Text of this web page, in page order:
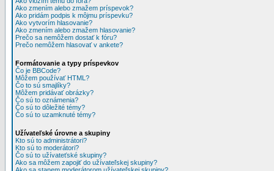
Ako zmením alebo zmažem príspevok?
Ako pridám podpis k môjmu príspevku?
Ako vytvorím hlasovanie?
Ako zmením alebo zmažem hlasovanie?
Prečo sa nemôžem dostať k fóru?
Prečo nemôžem hlasovať v ankete?
Formátovanie a typy príspevkov
Čo je BBCode?
Môžem používať HTML?
Čo to sú smajlíky?
Môžem pridávať obrázky?
Čo sú to oznámenia?
Čo sú to dôležité témy?
Čo sú to uzamknuté témy?
Užívateľské úrovne a skupiny
Kto sú to administrátori?
Kto sú to moderátori?
Čo sú to užívateťské skupiny?
Ako sa môžem zapojiť do užívateľskej skupiny?